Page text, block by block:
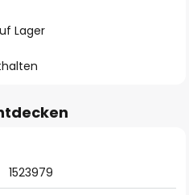
Lager
1523979